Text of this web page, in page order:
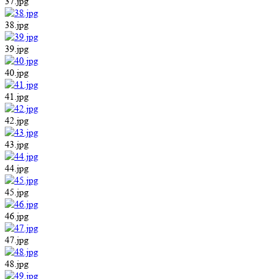
38.jpg
39.jpg
40.jpg
41.jpg
42.jpg
43.jpg
44.jpg
45.jpg
46.jpg
47.jpg
48.jpg